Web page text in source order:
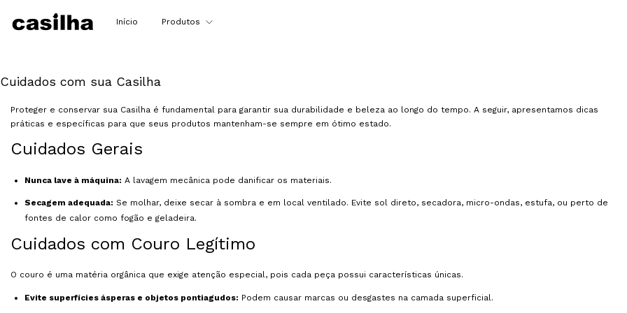
Início Produtos
Cuidados com sua Casilha
Proteger e conservar sua Casilha é fundamental para garantir sua durabilidade e beleza ao longo do tempo. A seguir, apresentamos dicas
práticas e específicas para que seus produtos mantenham-se sempre em ótimo estado.
Cuidados Gerais
Nunca lave à máquina: A lavagem mecânica pode danificar os materiais.
Secagem adequada: Se molhar, deixe secar à sombra e em local ventilado. Evite sol direto, secadora, micro-ondas, estufa, ou perto de
fontes de calor como fogão e geladeira.
Cuidados com Couro Legítimo
O couro é uma matéria orgânica que exige atenção especial, pois cada peça possui características únicas.
Evite superfícies ásperas e objetos pontiagudos: Podem causar marcas ou desgastes na camada superficial.